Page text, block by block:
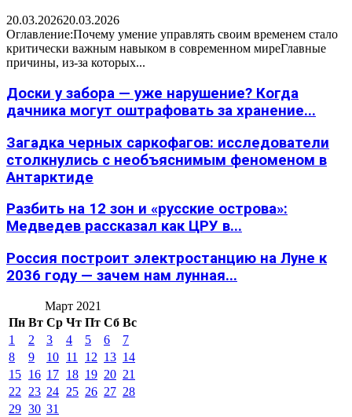
20.03.202620.03.2026
Оглавление:Почему умение управлять своим временем стало
критически важным навыком в современном миреГлавные
причины, из-за которых...
Доски у забора — уже нарушение? Когда
дачника могут оштрафовать за хранение...
Загадка черных саркофагов: исследователи
столкнулись с необъяснимым феноменом в
Антарктиде
Разбить на 12 зон и «русские острова»:
Медведев рассказал как ЦРУ в...
Россия построит электростанцию на Луне к
2036 году — зачем нам лунная...
Март 2021
Пн Вт Ср Чт Пт Сб Вс
1
2 3 4 5 6
7
8
9 10 11 12 13 14
15 16 17 18 19 20 21
22
23 24 25 26 27 28
29 30 31